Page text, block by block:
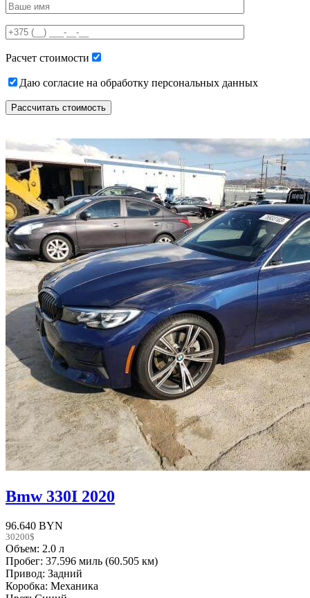
leave
field
empty.
Расчет стоимости
Даю согласие на обработку персональных данных
Bmw 330I 2020
96.640 BYN
30200$
Объем: 2.0 л
Пробег: 37.596 миль (60.505 км)
Привод: Задний
Коробка: Механика